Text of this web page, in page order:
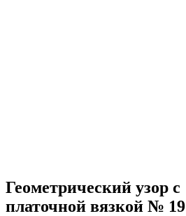
Геометрический узор с
платочной вязкой № 19